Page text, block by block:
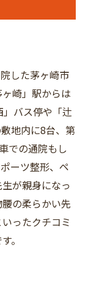
した茅ヶ崎市
崎」駅からは
バス停や「辻
地内に8台、第
での通院もし
ーツ整形、ペ
が親身になっ
の柔らかい先
ったクチコミ
。